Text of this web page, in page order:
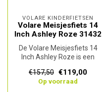
VOLARE KINDERFIETSEN
Volare Meisjesfiets 14
Inch Ashley Roze 31432
De Volare Meisjesfiets 14
Inch Ashley Roze is een
€157,50 €119,00
Op voorraad